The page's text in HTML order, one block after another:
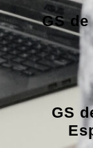
GS
GS